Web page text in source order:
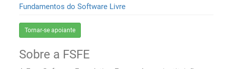
Fundamentos do Software Livre
Tornar-se apoiante
Sobre a FSFE